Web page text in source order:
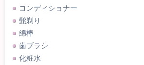
コンディショナー
髭剃り
綿棒
歯ブラシ
化粧水